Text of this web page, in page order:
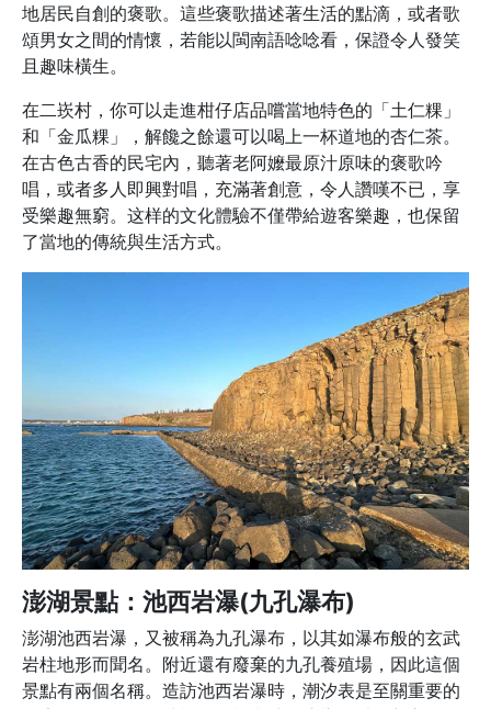
地居民自創的褒歌。這些褒歌描述著生活的點滴，或者歌
頌男女之間的情懷，若能以閩南語唸唸看，保證令人發笑
且趣味橫生。
在二崁村，你可以走進柑仔店品嚐當地特色的「土仁粿」
和「金瓜粿」，解饞之餘還可以喝上一杯道地的杏仁茶。
在古色古香的民宅內，聽著老阿嬤最原汁原味的褒歌吟
唱，或者多人即興對唱，充滿著創意，令人讚嘆不已，享
受樂趣無窮。这样的文化體驗不僅帶給遊客樂趣，也保留
了當地的傳統與生活方式。
澎湖景點：池西岩瀑(九孔瀑布)
澎湖池西岩瀑，又被稱為九孔瀑布，以其如瀑布般的玄武
岩柱地形而聞名。附近還有廢棄的九孔養殖場，因此這個
景點有兩個名稱。造訪池西岩瀑時，潮汐表是至關重要的